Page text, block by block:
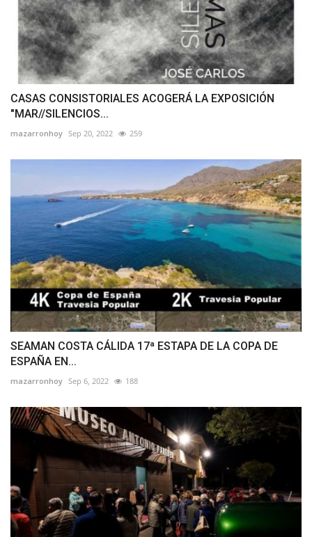
CASAS CONSISTORIALES ACOGERÁ LA EXPOSICIÓN
"MAR//SILENCIOS...
mazarronhoy Sep 20, 2022 259
SEAMAN COSTA CÁLIDA 17ª ESTAPA DE LA COPA DE
ESPAÑA EN...
mazarronhoy Sep 6, 2022 188